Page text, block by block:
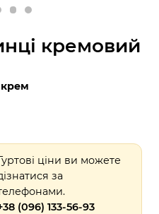
кремовий
крем
ціни ви можете
за
(096) 133-56-93